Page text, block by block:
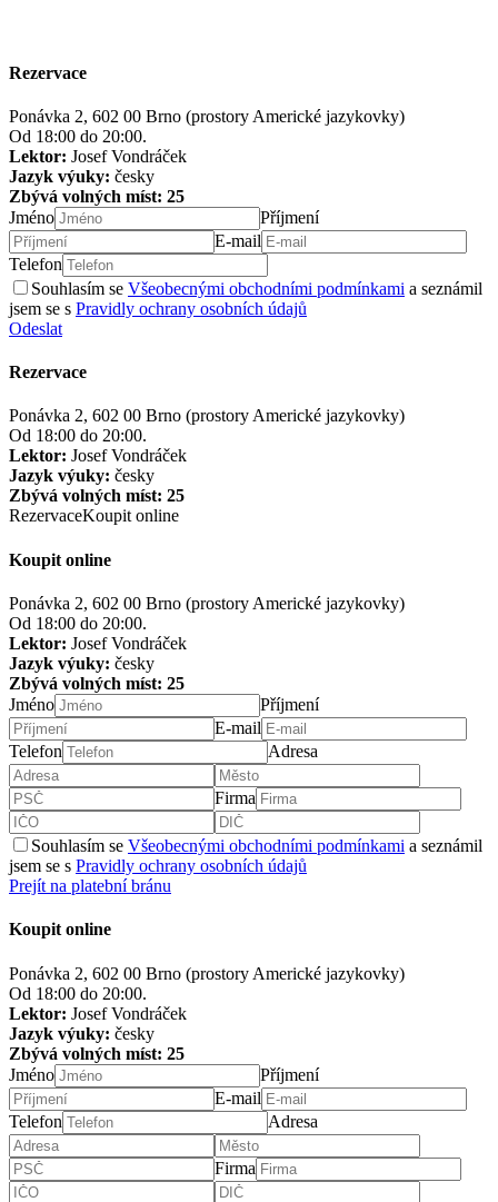
Rezervace
Ponávka 2, 602 00 Brno (prostory Americké jazykovky)
Od 18:00 do 20:00.
Lektor: Josef Vondráček
Jazyk výuky: česky
Zbývá volných míst: 25
Jméno
Příjmení
E-mail
Telefon
Souhlasím se Všeobecnými obchodními podmínkami a seznámil
jsem se s Pravidly ochrany osobních údajů
Odeslat
Rezervace
Ponávka 2, 602 00 Brno (prostory Americké jazykovky)
Od 18:00 do 20:00.
Lektor: Josef Vondráček
Jazyk výuky: česky
Zbývá volných míst: 25
RezervaceKoupit online
Koupit online
Ponávka 2, 602 00 Brno (prostory Americké jazykovky)
Od 18:00 do 20:00.
Lektor: Josef Vondráček
Jazyk výuky: česky
Zbývá volných míst: 25
Jméno
Příjmení
E-mail
Telefon
Adresa
Firma
Souhlasím se Všeobecnými obchodními podmínkami a seznámil
jsem se s Pravidly ochrany osobních údajů
Prejít na platební bránu
Koupit online
Ponávka 2, 602 00 Brno (prostory Americké jazykovky)
Od 18:00 do 20:00.
Lektor: Josef Vondráček
Jazyk výuky: česky
Zbývá volných míst: 25
Jméno
Příjmení
E-mail
Telefon
Adresa
Firma